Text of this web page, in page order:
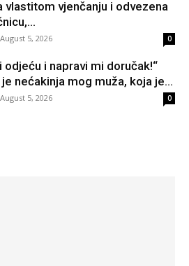
vlastitom vjenčanju i odvezena
August 5, 2026 0
odjeću i napravi mi doručak!“
nećakinja mog muža, koja je...
August 5, 2026 0